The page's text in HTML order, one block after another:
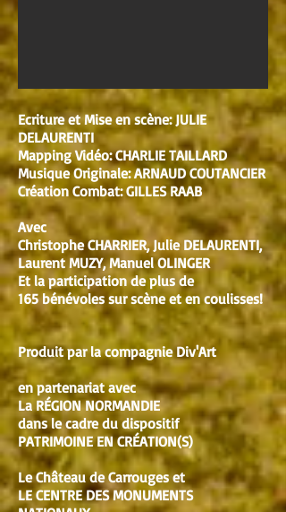
Ecriture et Mise en scène: JULIE
DELAURENTI
Mapping Vidéo: CHARLIE TAILLARD
Musique Originale: ARNAUD COUTANCIER
Création Combat: GILLES RAAB
Avec
Christophe CHARRIER, Julie DELAURENTI,
Laurent MUZY, Manuel OLINGER
Et la participation de plus de
165 bénévoles sur scène et en coulisses!
Produit par la compagnie Div'Art
en partenariat avec
La RÉGION NORMANDIE
dans le cadre du dispositif
PATRIMOINE EN CRÉATION(S)
Le Château de Carrouges et
LE CENTRE DES MONUMENTS